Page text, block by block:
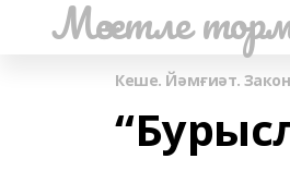
Мәсетле
Кеше. Йәмғиәт. Закон